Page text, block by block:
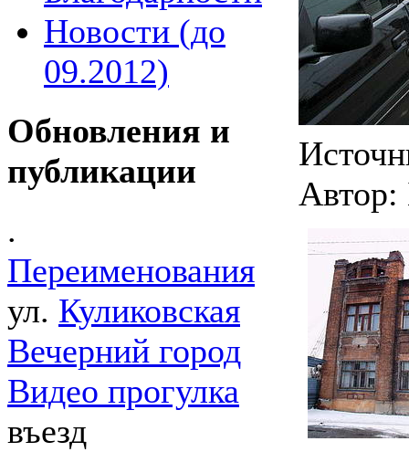
Новости (до
09.2012)
Обновления и
публикации
.
Переименования
ул. Куликовская
Вечерний город
Видео прогулка
въезд